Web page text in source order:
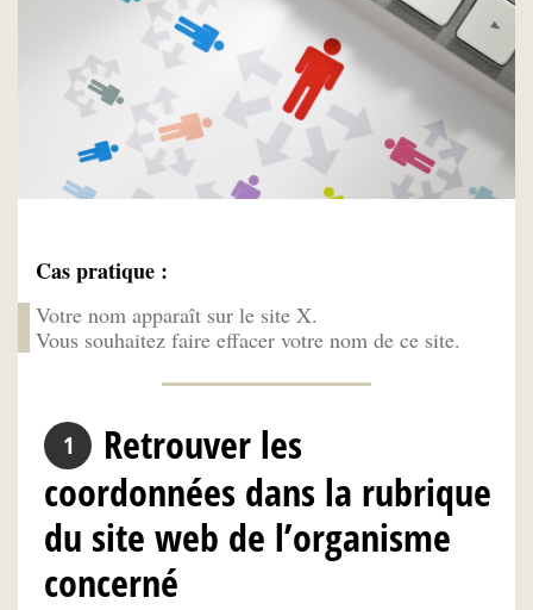
Cas pratique :
Votre nom apparaît sur le site X.
Vous souhaitez faire effacer votre nom de ce site.
Retrouver les
coordonnées dans la rubrique
du site web de l’organisme
concerné